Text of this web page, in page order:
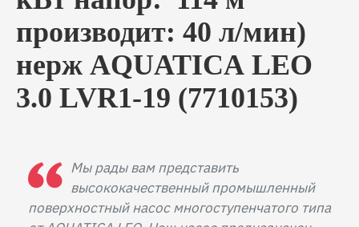
производит: 40 л/мин)
нерж AQUATICA LEO
3.0 LVR1-19 (7710153)
Мы рады вам представить
высококачественный промышленный
поверхностный насос многоступенчатого типа